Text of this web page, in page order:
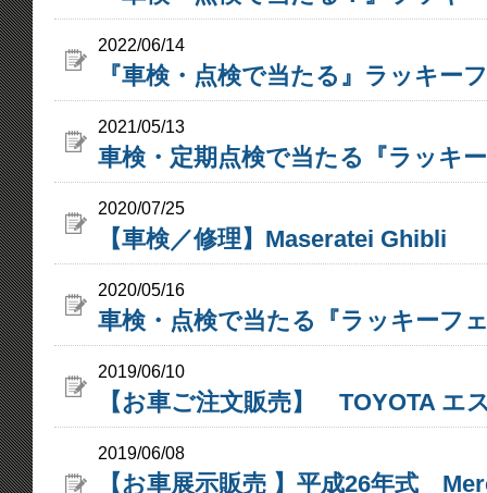
2022/06/14
『車検・点検で当たる』ラッキー
2021/05/13
車検・定期点検で当たる『ラッキ
2020/07/25
【車検／修理】Maseratei Ghibli
2020/05/16
車検・点検で当たる『ラッキーフ
2019/06/10
【お車ご注文販売】 TOYOTA エ
2019/06/08
【お車展示販売 】平成26年式